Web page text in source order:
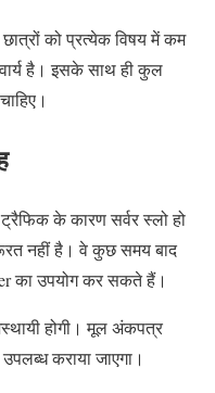
को प्रत्येक विषय में कम
है। इसके साथ ही कुल
ट्रैफिक के कारण सर्वर स्लो हो
नहीं है। वे कुछ समय बाद
का उपयोग कर सकते हैं।
होगी। मूल अंकपत्र
कराया जाएगा।